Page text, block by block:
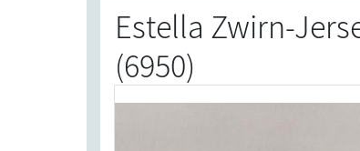
Estella Zwirn-
(6950)